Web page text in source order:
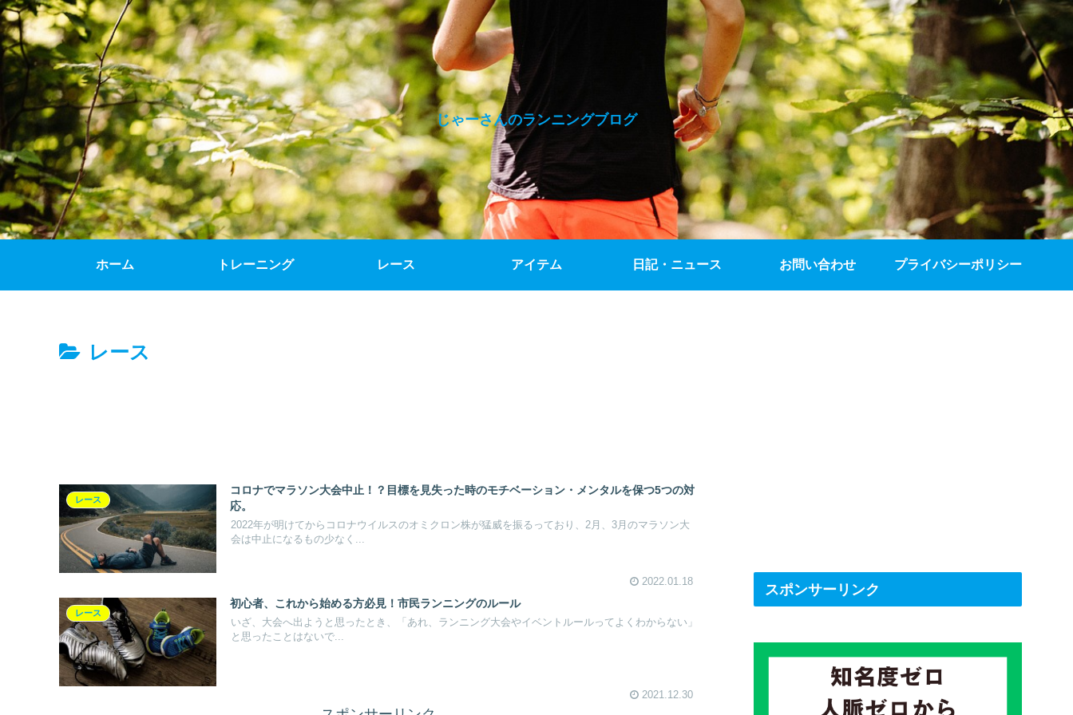
じゃーさんのランニングブログ
ホーム トレーニング レース アイテム 日記・ニュース お問い合わせ プライバシーポリシー
レース
レース
コロナでマラソン大会中止！？目標を見失った時のモチベーション・メンタルを保つ5つの対
応。
2022年が明けてからコロナウイルスのオミクロン株が猛威を振るっており、2月、3月のマラソン大
会は中止になるもの少なく...
2022.01.18
レース
初心者、これから始める方必見！市民ランニングのルール
いざ、大会へ出ようと思ったとき、「あれ、ランニング大会やイベントルールってよくわからない」
と思ったことはないで...
2021.12.30
スポンサーリンク